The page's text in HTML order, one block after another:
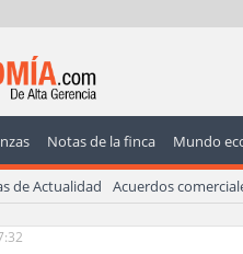
Notas de la finca Mundo
de Actualidad Acuerdos